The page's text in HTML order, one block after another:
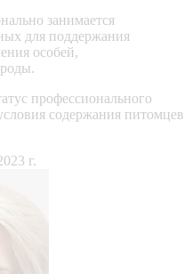
занимается
для поддержания
особей,
профессионального
содержания питомцев
г.